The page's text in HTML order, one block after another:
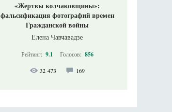
«Жертвы колчаковщины»:
фальсификация фотографий времен
Гражданской войны
Елена Чавчавадзе
Рейтинг: 9.1 Голосов: 856
32 473 169